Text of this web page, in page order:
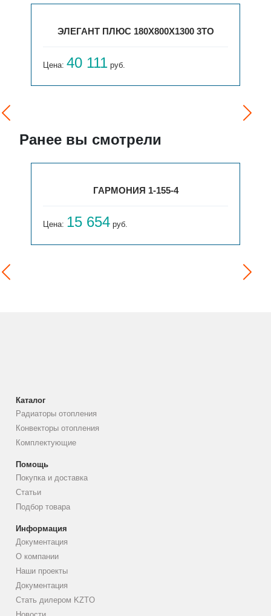
ЭЛЕГАНТ ПЛЮС 180X800X1300 3ТО
Цена:40 111 руб.
Ранее вы смотрели
ГАРМОНИЯ 1-155-4
Цена: 15 654 руб.
Каталог
Радиаторы отопления
Конвекторы отопления
Комплектующие
Помощь
Покупка и доставка
Статьи
Подбор товара
Информация
Документация
О компании
Наши проекты
Документация
Стать дилером KZTO